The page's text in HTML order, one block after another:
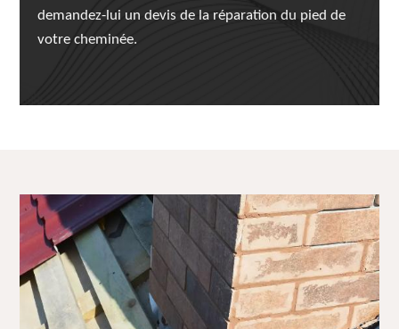
demandez-lui un devis de la réparation du pied de
votre cheminée.